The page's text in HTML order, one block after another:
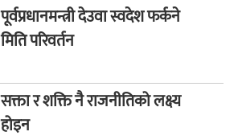
पूर्वप्रधानमन्त्री देउवा स्वदेश फर्कने
मिति परिवर्तन
सक्ता र शक्ति नै राजनीतिको लक्ष्य
होइन